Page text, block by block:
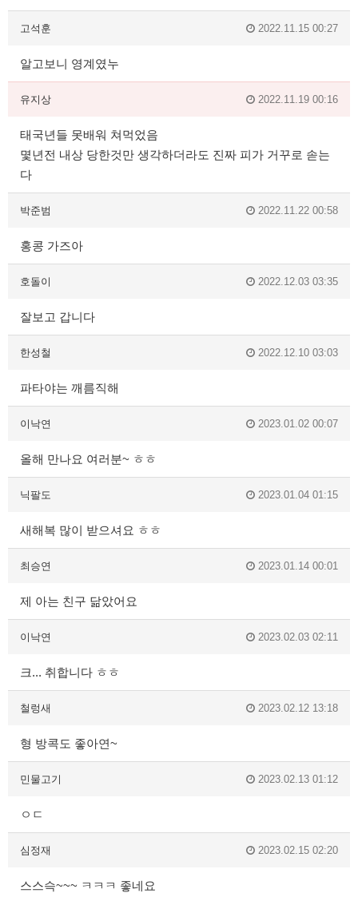
고석훈 2022.11.15 00:27
알고보니 영계였누
유지상 2022.11.19 00:16
태국년들 못배워 쳐먹었음
몇년전 내상 당한것만 생각하더라도 진짜 피가 거꾸로 솓는
다
박준범 2022.11.22 00:58
홍콩 가즈아
호돌이 2022.12.03 03:35
잘보고 갑니다
한성철 2022.12.10 03:03
파타야는 깨름직해
이낙연 2023.01.02 00:07
올해 만나요 여러분~ ㅎㅎ
닉팔도 2023.01.04 01:15
새해복 많이 받으셔요 ㅎㅎ
최승연 2023.01.14 00:01
제 아는 친구 닮았어요
이낙연 2023.02.03 02:11
크... 취합니다 ㅎㅎ
철렁새 2023.02.12 13:18
형 방콕도 좋아연~
민물고기 2023.02.13 01:12
ㅇㄷ
심정재 2023.02.15 02:20
스스슥~~~ ㅋㅋㅋ 좋네요